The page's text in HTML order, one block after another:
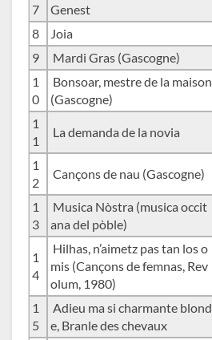
7
Genest
8
Joia
9
Mardi Gras (Gascogne)
1
0
Bonsoar, mestre de la maison
(Gascogne)
1
1
La demanda de la novia
1
2
Cançons de nau (Gascogne)
1
3
Musica Nòstra (musica occit
ana del pòble)
1
4
Hilhas, n’aimetz pas tan los o
mis (Cançons de femnas, Rev
olum, 1980)
1
5
Adieu ma si charmante blond
e, Branle des chevaux